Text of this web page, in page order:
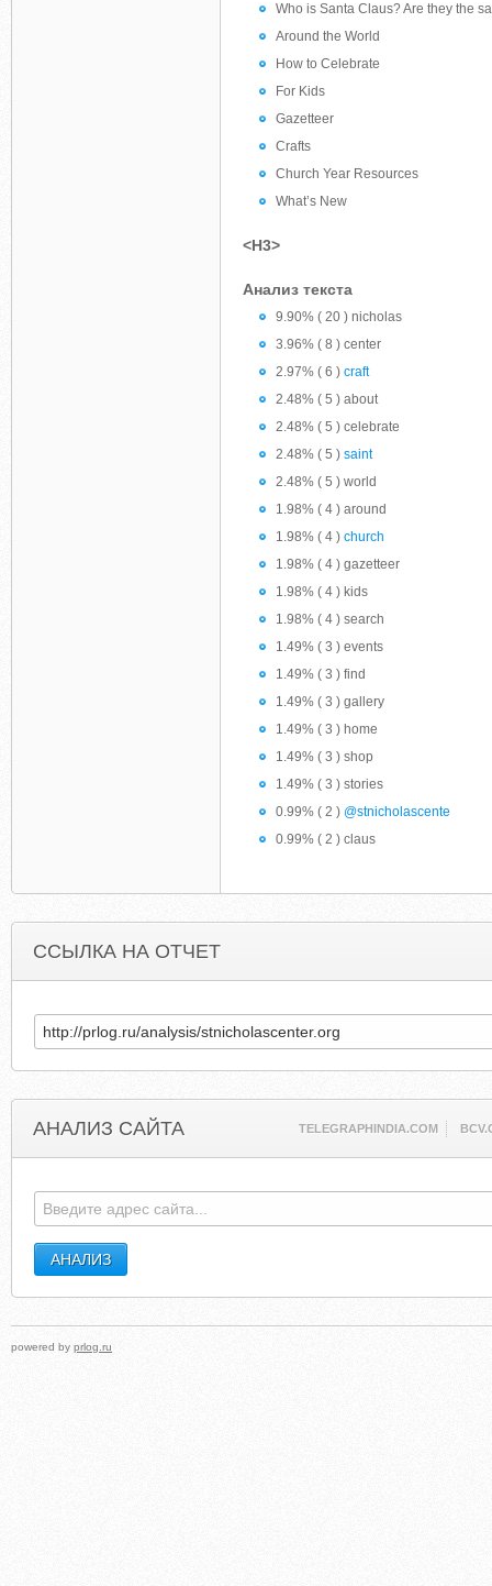
Who is Santa Claus? Are they the
Around the World
How to Celebrate
For Kids
Gazetteer
Crafts
Church Year Resources
What’s New
<H3>
Анализ текста
9.90% ( 20 ) nicholas
3.96% ( 8 ) center
2.97% ( 6 ) craft
2.48% ( 5 ) about
2.48% ( 5 ) celebrate
2.48% ( 5 ) saint
2.48% ( 5 ) world
1.98% ( 4 ) around
1.98% ( 4 ) church
1.98% ( 4 ) gazetteer
1.98% ( 4 ) kids
1.98% ( 4 ) search
1.49% ( 3 ) events
1.49% ( 3 ) find
1.49% ( 3 ) gallery
1.49% ( 3 ) home
1.49% ( 3 ) shop
1.49% ( 3 ) stories
0.99% ( 2 ) @stnicholascente
0.99% ( 2 ) claus
ССЫЛКА НА ОТЧЕТ
АНАЛИЗ САЙТА TELEGRAPHINDIA.COM
powered by prlog.ru